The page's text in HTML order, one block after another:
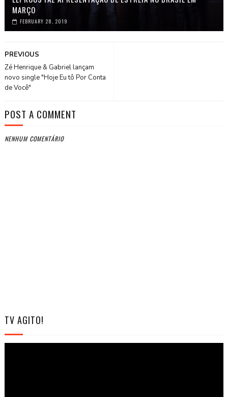
MARÇO
FEBRUARY 28, 2019
PREVIOUS
Zé Henrique & Gabriel lançam
novo single "Hoje Eu tô Por Conta
de Você"
POST A COMMENT
NENHUM COMENTÁRIO
TV AGITO!